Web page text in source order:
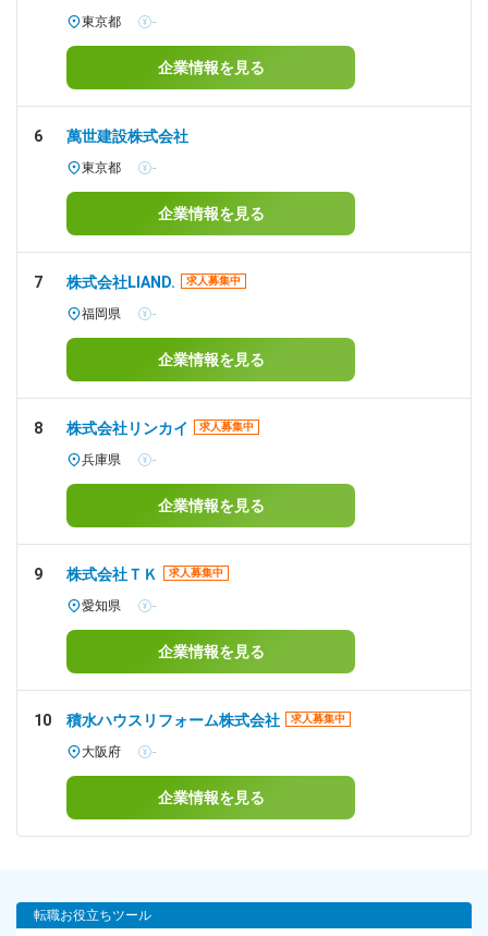
東京都 -
企業情報を見る
6 萬世建設株式会社
東京都 -
企業情報を見る
7 株式会社LIAND. 求人募集中
福岡県 -
企業情報を見る
8 株式会社リンカイ 求人募集中
兵庫県 -
企業情報を見る
9 株式会社ＴＫ 求人募集中
愛知県 -
企業情報を見る
10 積水ハウスリフォーム株式会社 求人募集中
大阪府 -
企業情報を見る
転職お役立ちツール